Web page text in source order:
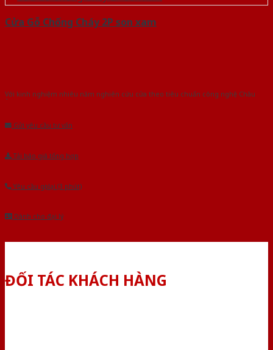
Cửa Gỗ Chống Cháy 2P son xam
Với kinh nghiệm nhiêu năm nghiên cứu cửa theo tiêu chuẩn công nghệ Châu
Gửi yêu cầu tư vấn
Tải báo giá tổng hợp
Yêu cầu gọi lại (3 phút)
Dành cho đại lý
ĐỐI TÁC KHÁCH HÀNG